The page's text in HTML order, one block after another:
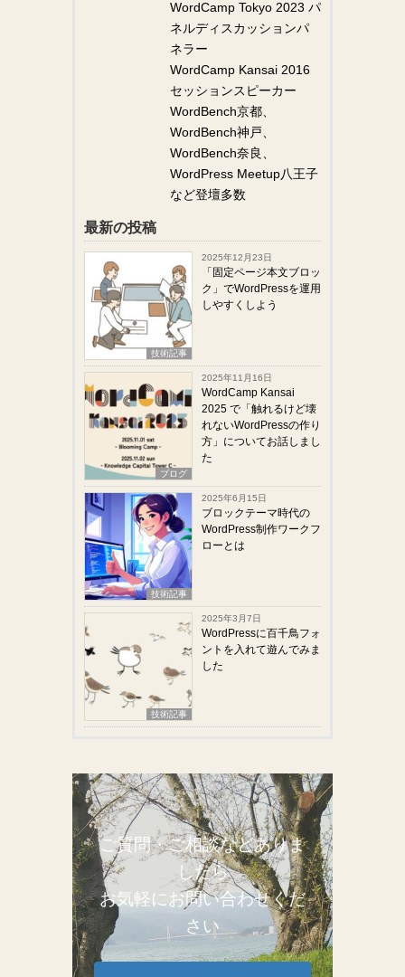
WordCamp Tokyo 2023 パ
ネルディスカッションパ
ネラー
WordCamp Kansai 2016
セッションスピーカー
WordBench京都、
WordBench神戸、
WordBench奈良、
WordPress Meetup八王子
など登壇多数
最新の投稿
技術記事
2025年12月23日
「固定ページ本文ブロッ
ク」でWordPressを運用
しやすくしよう
ブログ
2025年11月16日
WordCamp Kansai
2025 で「触れるけど壊
れないWordPressの作り
方」についてお話しまし
た
技術記事
2025年6月15日
ブロックテーマ時代の
WordPress制作ワークフ
ローとは
技術記事
2025年3月7日
WordPressに百千鳥フォ
ントを入れて遊んでみま
した
ご質問・ご相談などありま
したら
お気軽にお問い合わせくだ
さい